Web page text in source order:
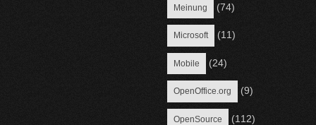
Meinung (74)
Microsoft (11)
Mobile (24)
OpenOffice.org (9)
OpenSource (112)